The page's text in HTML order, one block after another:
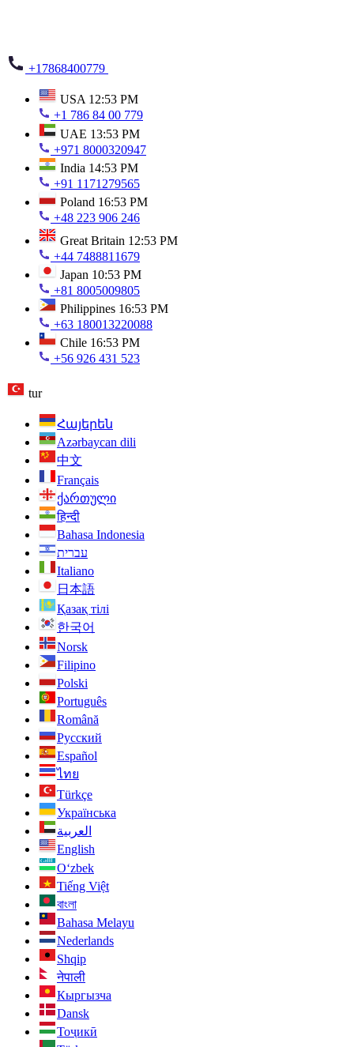
+17868400779
USA 12:53 PM
+1 786 84 00 779
UAE 13:53 PM
+971 8000320947
India 14:53 PM
+91 1171279565
Poland 16:53 PM
+48 223 906 246
Great Britain 12:53 PM
+44 7488811679
Japan 10:53 PM
+81 8005009805
Philippines 16:53 PM
+63 180013220088
Chile 16:53 PM
+56 926 431 523
tur
Հայերեն
Azərbaycan dili
中文
Français
ქართული
हिन्दी
Bahasa Indonesia
עברית
Italiano
日本語
Қазақ тілі
한국어
Norsk
Filipino
Polski
Português
Română
Русский
Español
ไทย
Türkçe
Українська
العربية
English
O‘zbek
Tiếng Việt
বাংলা
Bahasa Melayu
Nederlands
Shqip
नेपाली
Кыргызча
Dansk
Тоҷикӣ